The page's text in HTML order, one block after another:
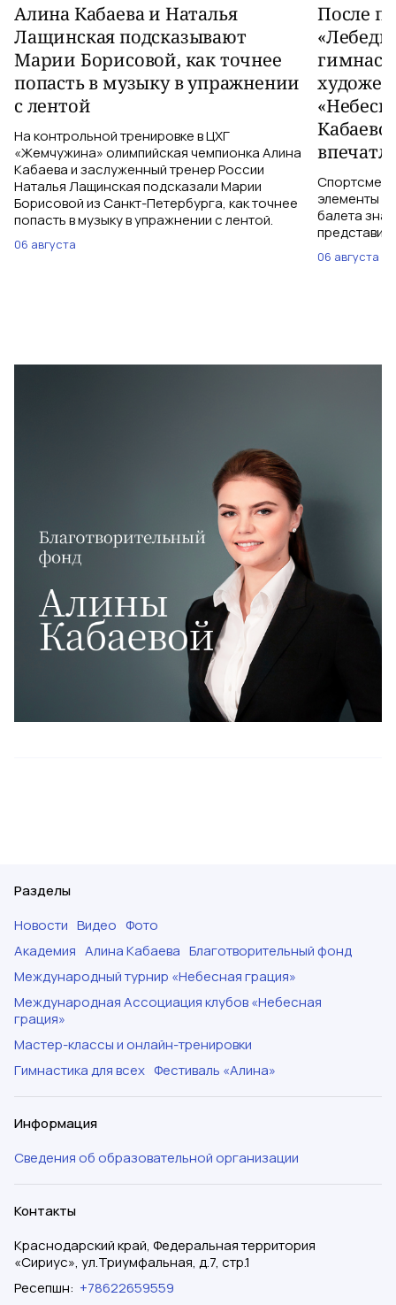
Алина Кабаева и Наталья
Лащинская подсказывают
Марии Борисовой, как точнее
попасть в музыку в упражнении
с лентой
На контрольной тренировке в ЦХГ
«Жемчужина» олимпийская чемпионка Алина
Кабаева и заслуженный тренер России
Наталья Лащинская подсказали Марии
Борисовой из Санкт-Петербурга, как точнее
попасть в музыку в упражнении с лентой.
06 августа
После
элементы
балета
06 августа
Разделы
Новости Видео Фото
Академия Алина Кабаева Благотворительный фонд
Международный турнир «Небесная грация»
Международная Ассоциация клубов «Небесная
грация»
Мастер-классы и онлайн-тренировки
Гимнастика для всех Фестиваль «Алина»
Информация
Сведения об образовательной организации
Контакты
Краснодарский край, Федеральная территория
«Сириус», ул.Триумфальная, д.7, стр.1
Ресепшн: +78622659559